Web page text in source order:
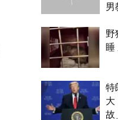
男
野
睡
特
故